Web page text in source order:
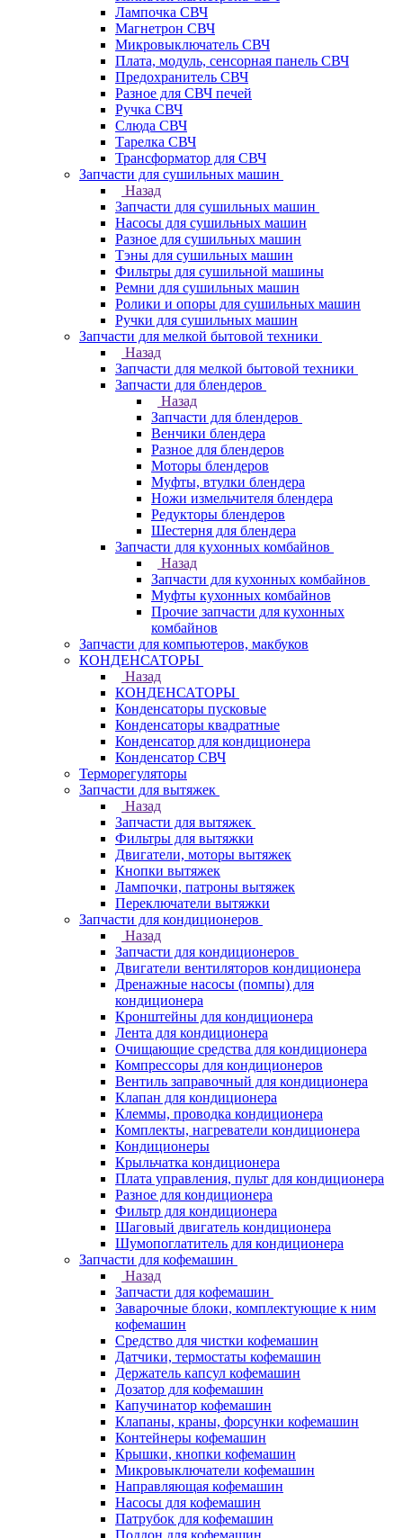
Лампочка СВЧ
Магнетрон СВЧ
Микровыключатель СВЧ
Плата, модуль, сенсорная панель СВЧ
Предохранитель СВЧ
Разное для СВЧ печей
Ручка СВЧ
Слюда СВЧ
Тарелка СВЧ
Трансформатор для СВЧ
Запчасти для сушильных машин
Назад
Запчасти для сушильных машин
Насосы для сушильных машин
Разное для сушильных машин
Тэны для сушильных машин
Фильтры для сушильной машины
Ремни для сушильных машин
Ролики и опоры для сушильных машин
Ручки для сушильных машин
Запчасти для мелкой бытовой техники
Назад
Запчасти для мелкой бытовой техники
Запчасти для блендеров
Назад
Запчасти для блендеров
Венчики блендера
Разное для блендеров
Моторы блендеров
Муфты, втулки блендера
Ножи измельчителя блендера
Редукторы блендеров
Шестерня для блендера
Запчасти для кухонных комбайнов
Назад
Запчасти для кухонных комбайнов
Муфты кухонных комбайнов
Прочие запчасти для кухонных
комбайнов
Запчасти для компьютеров, макбуков
КОНДЕНСАТОРЫ
Назад
КОНДЕНСАТОРЫ
Конденсаторы пусковые
Конденсаторы квадратные
Конденсатор для кондиционера
Конденсатор СВЧ
Терморегуляторы
Запчасти для вытяжек
Назад
Запчасти для вытяжек
Фильтры для вытяжки
Двигатели, моторы вытяжек
Кнопки вытяжек
Лампочки, патроны вытяжек
Переключатели вытяжки
Запчасти для кондиционеров
Назад
Запчасти для кондиционеров
Двигатели вентиляторов кондиционера
Дренажные насосы (помпы) для
кондиционера
Кронштейны для кондиционера
Лента для кондиционера
Очищающие средства для кондиционера
Компрессоры для кондиционеров
Вентиль заправочный для кондиционера
Клапан для кондиционера
Клеммы, проводка кондиционера
Комплекты, нагреватели кондиционера
Кондиционеры
Крыльчатка кондиционера
Плата управления, пульт для кондиционера
Разное для кондиционера
Фильтр для кондиционера
Шаговый двигатель кондиционера
Шумопоглатитель для кондиционера
Запчасти для кофемашин
Назад
Запчасти для кофемашин
Заварочные блоки, комплектующие к ним
кофемашин
Средство для чистки кофемашин
Датчики, термостаты кофемашин
Держатель капсул кофемашин
Дозатор для кофемашин
Капучинатор кофемашин
Клапаны, краны, форсунки кофемашин
Контейнеры кофемашин
Крышки, кнопки кофемашин
Микровыключатели кофемашин
Направляющая кофемашин
Насосы для кофемашин
Патрубок для кофемашин
Поддон для кофемашин